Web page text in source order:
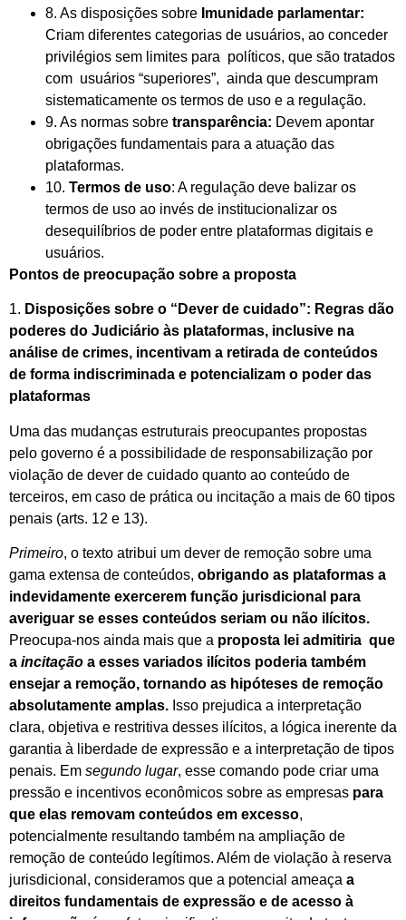
8. As disposições sobre Imunidade parlamentar:
Criam diferentes categorias de usuários, ao conceder
privilégios sem limites para políticos, que são tratados
com usuários “superiores”, ainda que descumpram
sistematicamente os termos de uso e a regulação.
9. As normas sobre transparência: Devem apontar
obrigações fundamentais para a atuação das
plataformas.
10. Termos de uso: A regulação deve balizar os
termos de uso ao invés de institucionalizar os
desequilíbrios de poder entre plataformas digitais e
usuários.
Pontos de preocupação sobre a proposta
1. Disposições sobre o “Dever de cuidado”: Regras dão
poderes do Judiciário às plataformas, inclusive na
análise de crimes, incentivam a retirada de conteúdos
de forma indiscriminada e potencializam o poder das
plataformas
Uma das mudanças estruturais preocupantes propostas
pelo governo é a possibilidade de responsabilização por
violação de dever de cuidado quanto ao conteúdo de
terceiros, em caso de prática ou incitação a mais de 60 tipos
penais (arts. 12 e 13).
Primeiro, o texto atribui um dever de remoção sobre uma
gama extensa de conteúdos, obrigando as plataformas a
indevidamente exercerem função jurisdicional para
averiguar se esses conteúdos seriam ou não ilícitos.
Preocupa-nos ainda mais que a proposta lei admitiria que
a incitação a esses variados ilícitos poderia também
ensejar a remoção, tornando as hipóteses de remoção
absolutamente amplas. Isso prejudica a interpretação
clara, objetiva e restritiva desses ilícitos, a lógica inerente da
garantia à liberdade de expressão e a interpretação de tipos
penais. Em segundo lugar, esse comando pode criar uma
pressão e incentivos econômicos sobre as empresas para
que elas removam conteúdos em excesso,
potencialmente resultando também na ampliação de
remoção de conteúdo legítimos. Além de violação à reserva
jurisdicional, consideramos que a potencial ameaça a
direitos fundamentais de expressão e de acesso à